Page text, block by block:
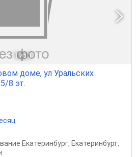
1 из 1
доме, ул Уральских
8 эт.
Екатеринбург, Екатеринбург,